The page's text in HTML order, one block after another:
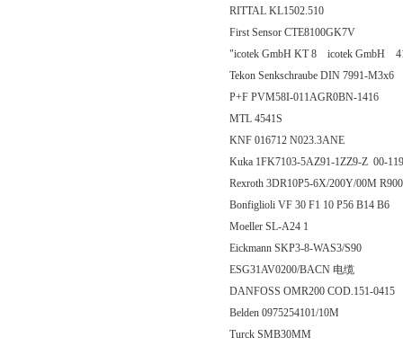
RITTAL KL1502.510
First Sensor CTE8100GK7V
"icotek GmbH KT 8 icotek GmbH
Tekon Senkschraube DIN 7991-M3x6
P+F PVM58I-011AGR0BN-1416
MTL 4541S
KNF 016712 N023.3ANE
Kuka 1FK7103-5AZ91-1ZZ9-Z 00-
Rexroth 3DR10P5-6X/200Y/00M
Bonfiglioli VF 30 F1 10 P56 B14 B6
Moeller SL-A24 1
Eickmann SKP3-8-WAS3/S90
ESG31AV0200/BACN 电缆
DANFOSS OMR200 COD.151-0415
Belden 0975254101/10M
Turck SMB30MM